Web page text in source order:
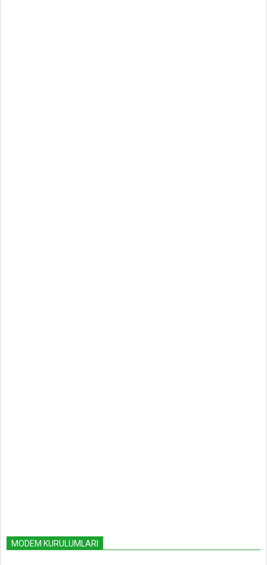
MODEM KURULUMLARI